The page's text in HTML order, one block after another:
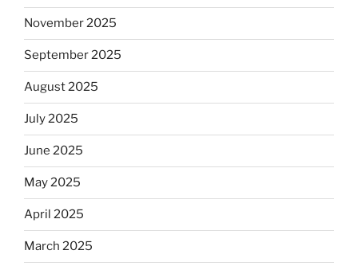
November 2025
September 2025
August 2025
July 2025
June 2025
May 2025
April 2025
March 2025